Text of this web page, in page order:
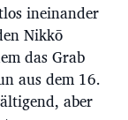
ineinander
Nikkō
das Grab
aus dem 16.
aber